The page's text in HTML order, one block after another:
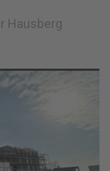
Hausberg